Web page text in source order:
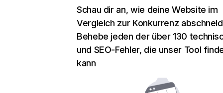
Schau dir an, wie deine Website im
Vergleich zur Konkurrenz
Behebe jeden der über 130
und SEO-Fehler, die unser Tool
kann